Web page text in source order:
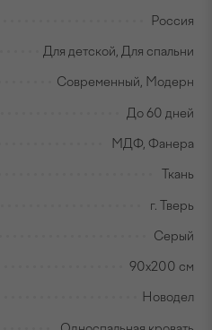
Россия
Для детской, Для спальни
Современный, Модерн
До 60 дней
МДФ, Фанера
Ткань
г. Тверь
Серый
90х200 см
Новодел